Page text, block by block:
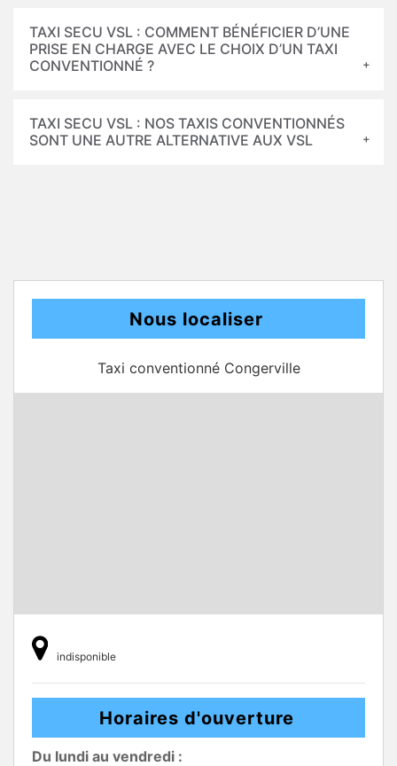
TAXI SECU VSL : COMMENT BÉNÉFICIER D’UNE
PRISE EN CHARGE AVEC LE CHOIX D’UN TAXI
CONVENTIONNÉ ?
TAXI SECU VSL : NOS TAXIS CONVENTIONNÉS
SONT UNE AUTRE ALTERNATIVE AUX VSL
Nous localiser
Taxi conventionné Congerville
indisponible
Horaires d'ouverture
Du lundi au vendredi :